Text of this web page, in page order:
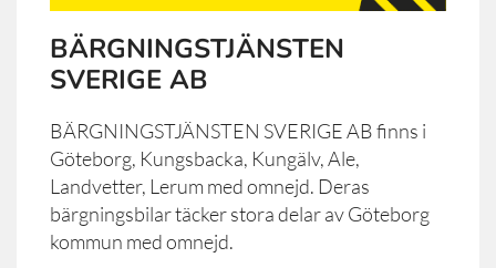
BÄRGNINGSTJÄNSTEN
SVERIGE AB
BÄRGNINGSTJÄNSTEN SVERIGE AB finns i
Göteborg, Kungsbacka, Kungälv, Ale,
Landvetter, Lerum med omnejd. Deras
bärgningsbilar täcker stora delar av Göteborg
kommun med omnejd.